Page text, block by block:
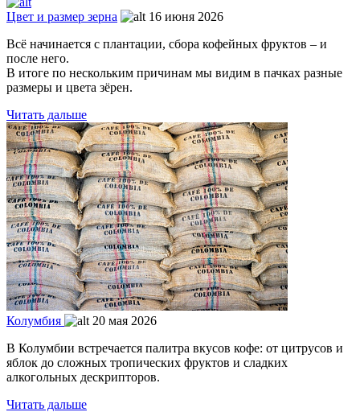
Цвет и размер зерна
16 июня 2026
Всё начинается с плантации, сбора кофейных фруктов – и
после него.
В итоге по нескольким причинам мы видим в пачках разные
размеры и цвета зёрен.
Читать дальше
Колумбия
20 мая 2026
В Колумбии встречается палитра вкусов кофе: от цитрусов и
яблок до сложных тропических фруктов и сладких
алкогольных дескрипторов.
Читать дальше